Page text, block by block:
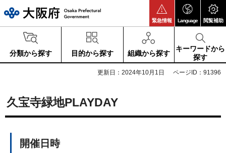
緊急情報 Language 閲覧補助
分類から探す 目的から探す 組織から探す
キーワードから
探す
更新日：2024年10月1日 ページID：91396
久宝寺緑地PLAYDAY
開催日時